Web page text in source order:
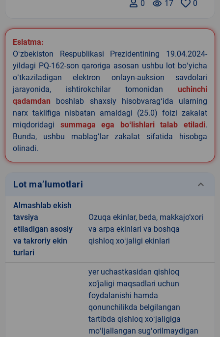
0
remove_red_eye 17
0
Eslatma:
Oʻzbekiston Respublikasi Prezidentining 19.04.2024-
yildagi PQ-162-son qaroriga asosan ushbu lot boʻyicha
oʻtkaziladigan elektron onlayn-auksion savdolari
jarayonida, ishtirokchilar tomonidan uchinchi
qadamdan boshlab shaxsiy hisobvaragʻida ularning
narx taklifiga nisbatan amaldagi (25.0) foizi zakalat
miqdoridagi summaga ega boʻlishlari talab etiladi.
Bunda, ushbu mablagʻlar zakalat sifatida hisobga
olinadi.
Lot ma’lumotlari keyboard_arrow_down
Almashlab ekish
tavsiya
etiladigan asosiy
va takroriy ekin
turlari
Ozuqa ekinlar, beda, makkajo‘xori
va arpa ekinlari va boshqa
qishloq xoʻjaligi ekinlari
yer uchastkasidan qishloq
xo‘jaligi maqsadlari uchun
foydalanishi hamda
qonunchilikda belgilangan
tartibda qishloq xoʻjaligiga
moʻljallangan sugʻorilmaydigan